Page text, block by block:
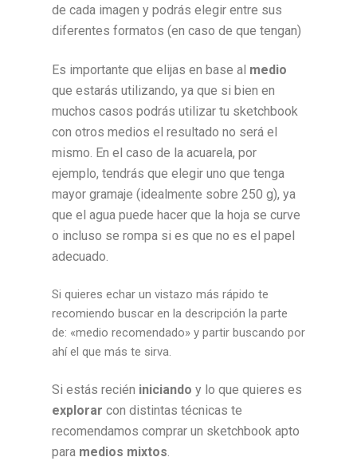
de cada imagen y podrás elegir entre sus
diferentes formatos (en caso de que tengan)
Es importante que elijas en base al medio
que estarás utilizando, ya que si bien en
muchos casos podrás utilizar tu sketchbook
con otros medios el resultado no será el
mismo. En el caso de la acuarela, por
ejemplo, tendrás que elegir uno que tenga
mayor gramaje (idealmente sobre 250 g), ya
que el agua puede hacer que la hoja se curve
o incluso se rompa si es que no es el papel
adecuado.
Si quieres echar un vistazo más rápido te
recomiendo buscar en la descripción la parte
de: «medio recomendado» y partir buscando por
ahí el que más te sirva.
Si estás recién iniciando y lo que quieres es
explorar con distintas técnicas te
recomendamos comprar un sketchbook apto
para medios mixtos